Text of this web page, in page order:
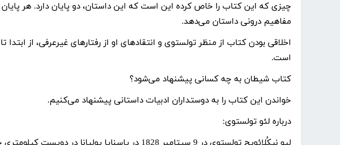
چیزی که این کتاب را خاص کرده این است که این داستان، دو پایان دارد. هر
مفاهیم درونی داستان می‌دهد.
اخلاقی بودن کتاب از منظر تولستوی و انتقادهای او از رفتارهای غیرعرفی، از ابتدا
است.
کتاب شیطان به چه کسانی پیشنهاد می‌شود؟
خواندن این کتاب را به دوستداران ادبیات داستانی پیشنهاد می‌کنیم.
درباره لئو تولستوی: